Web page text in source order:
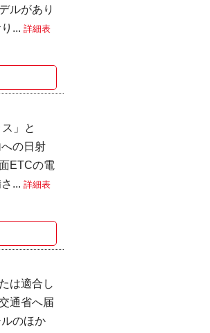
ルがあり
... 詳細表
」と
の日射
ETCの電
... 詳細表
は適合し
通省へ届
のほか